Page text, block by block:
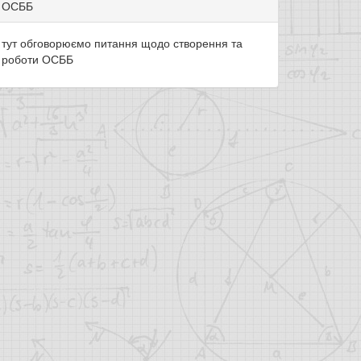
ОСББ
тут обговорюємо питання щодо створення та
роботи ОСББ